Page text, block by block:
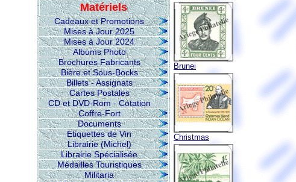
Matériels
Cadeaux et Promotions
Mises à Jour 2025
Mises à Jour 2024
Albums Photo
Brochures Fabricants
Bière et Sous-Bocks
Billets - Assignats
Cartes Postales
CD et DVD-Rom - Cotation
Coffre-Fort
Documents
Etiquettes de Vin
Librairie (Michel)
Librairie Spécialisée
Médailles Touristiques
Militaria
Brunei
Christmas